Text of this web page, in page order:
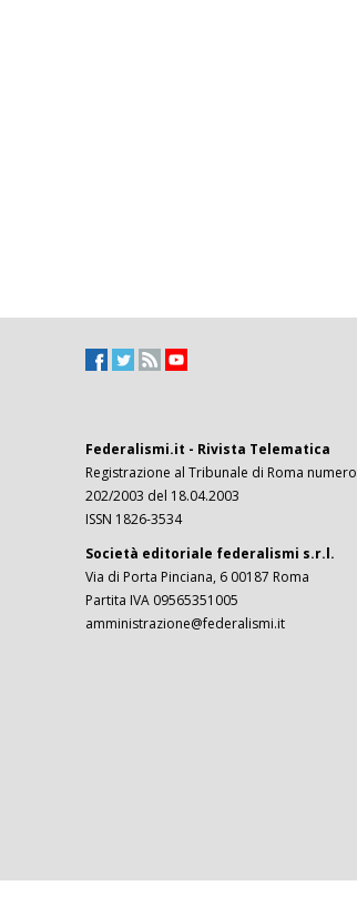
Federalismi.it - Rivista Telematica
Registrazione al Tribunale di Roma numero
202/2003 del 18.04.2003
ISSN 1826-3534
Società editoriale federalismi s.r.l.
Via di Porta Pinciana, 6 00187 Roma
Partita IVA 09565351005
amministrazione@federalismi.it